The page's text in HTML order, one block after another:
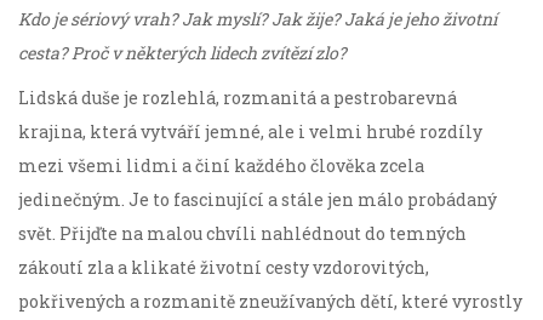
Kdo je sériový vrah? Jak myslí? Jak žije? Jaká je jeho životní
cesta? Proč v některých lidech zvítězí zlo?
Lidská duše je rozlehlá, rozmanitá a pestrobarevná
krajina, která vytváří jemné, ale i velmi hrubé rozdíly
mezi všemi lidmi a činí každého člověka zcela
jedinečným. Je to fascinující a stále jen málo probádaný
svět. Přijďte na malou chvíli nahlédnout do temných
zákoutí zla a klikaté životní cesty vzdorovitých,
pokřivených a rozmanitě zneužívaných dětí, které vyrostly